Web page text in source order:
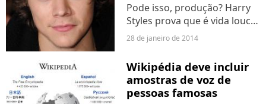
Pode isso, produção? Harry
Styles prova que é vida louca!
Confira a imagem!
28 de janeiro de 2014
Wikipédia deve incluir
amostras de voz de
pessoas famosas